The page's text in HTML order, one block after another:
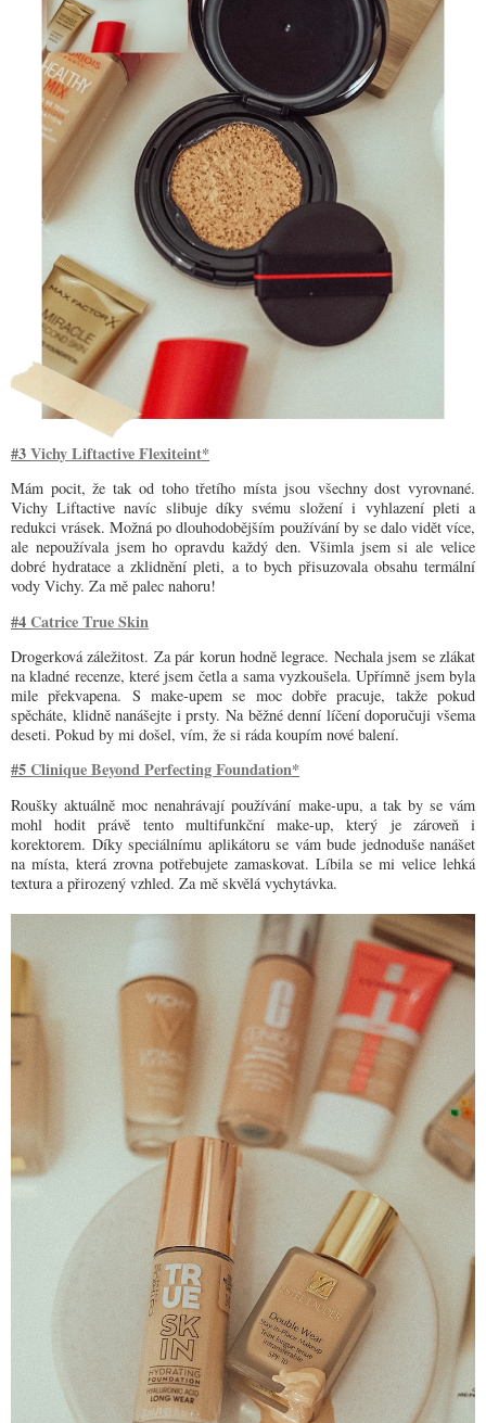
#3Vichy Liftactive Flexiteint*
Mám pocit, že tak od toho třetího místa jsou všechny dost vyrovnané.
Vichy Liftactive navíc slibuje díky svému složení i vyhlazení pleti a
redukci vrásek. Možná po dlouhodobějším používání by se dalo vidět více,
ale nepoužívala jsem ho opravdu každý den. Všimla jsem si ale velice
dobré hydratace a zklidnění pleti, a to bych přisuzovala obsahu termální
vody Vichy. Za mě palec nahoru!
#4Catrice True Skin
Drogerková záležitost. Za pár korun hodně legrace. Nechala jsem se zlákat
na kladné recenze, které jsem četla a sama vyzkoušela. Upřímně jsem byla
mile překvapena. S make-upem se moc dobře pracuje, takže pokud
spěcháte, klidně nanášejte i prsty. Na běžné denní líčení doporučuji všema
deseti. Pokud by mi došel, vím, že si ráda koupím nové balení.
#5Clinique Beyond Perfecting Foundation*
Roušky aktuálně moc nenahrávají používání make-upu, a tak by se vám
mohl hodit právě tento multifunkční make-up, který je zároveň i
korektorem. Díky speciálnímu aplikátoru se vám bude jednoduše nanášet
na místa, která zrovna potřebujete zamaskovat. Líbila se mi velice lehká
textura a přirozený vzhled. Za mě skvělá vychytávka.